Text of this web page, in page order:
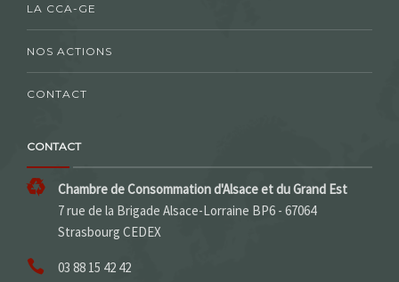
LA CCA-GE
NOS ACTIONS
CONTACT
CONTACT
Chambre de Consommation d'Alsace et du Grand Est
7 rue de la Brigade Alsace-Lorraine BP6 - 67064
Strasbourg CEDEX
03 88 15 42 42